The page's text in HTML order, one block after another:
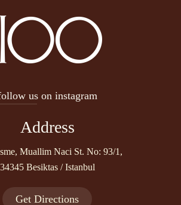
us on instagram
Address
Muallim Naci St. No: 93/1,
34345 Besiktas / Istanbul
Get Directions